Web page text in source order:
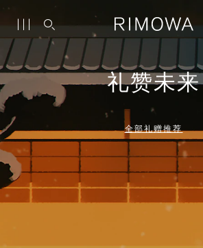
礼赞未来
全部礼赠推荐